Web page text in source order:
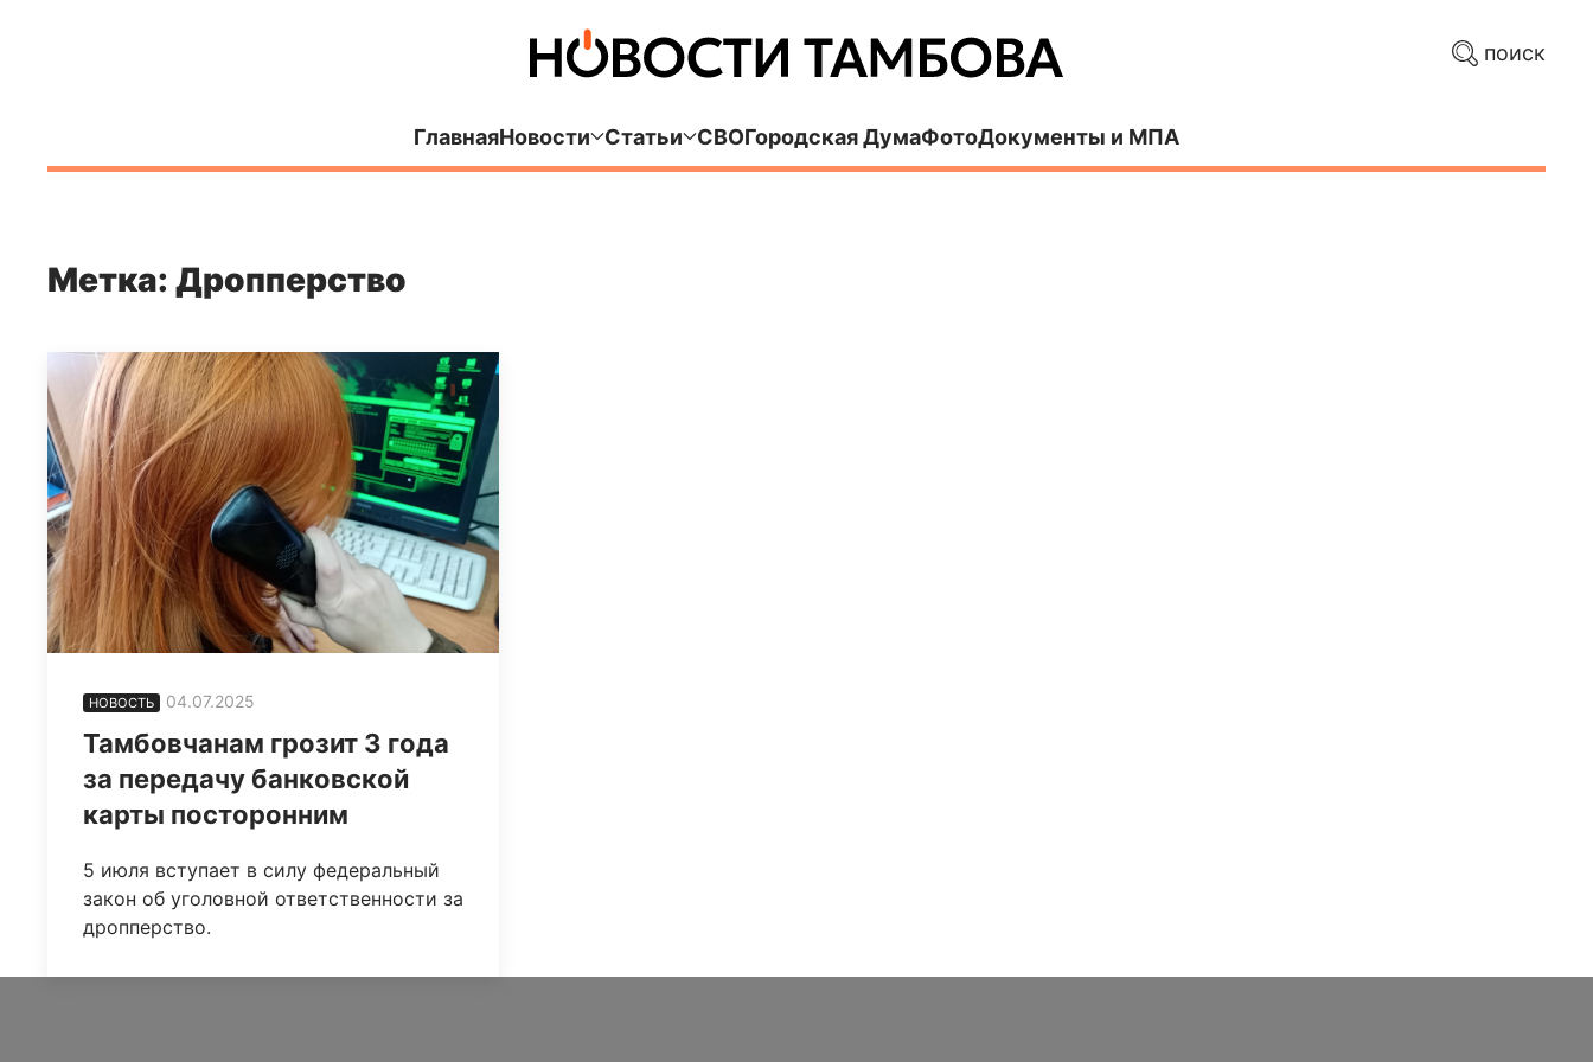
поиск
ГлавнаяНовости Статьи СВОГородская ДумаФотоДокументы и МПА
Метка: Дропперство
НОВОСТЬ 04.07.2025
Тамбовчанам грозит 3 года
за передачу банковской
карты посторонним
5 июля вступает в силу федеральный
закон об уголовной ответственности за
дропперство.